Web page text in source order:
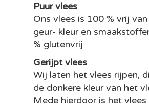
Puur vlees
Ons vlees is 100 % vrij
geur- kleur en
% glutenvrij
Gerijpt vlees
Wij laten het vlees rijpen,
de donkere kleur van het
Mede hierdoor is het vlees